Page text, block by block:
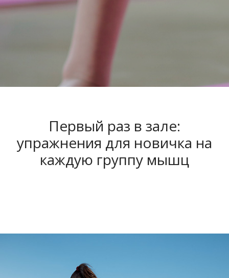
Первый раз в зале:
упражнения для новичка на
каждую группу мышц